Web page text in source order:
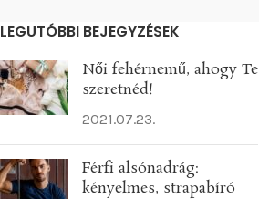
LEGUTÓBBI BEJEGYZÉSEK
Női fehérnemű, ahogy Te
szeretnéd!
2021.07.23.
Férfi alsónadrág:
kényelmes, strapabíró